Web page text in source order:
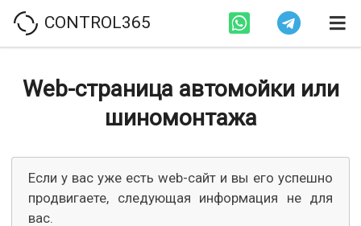
CONTROL365
Web-страница автомойки или
шиномонтажа
Если у вас уже есть web-сайт и вы его успешно
продвигаете, следующая информация не для
вас.